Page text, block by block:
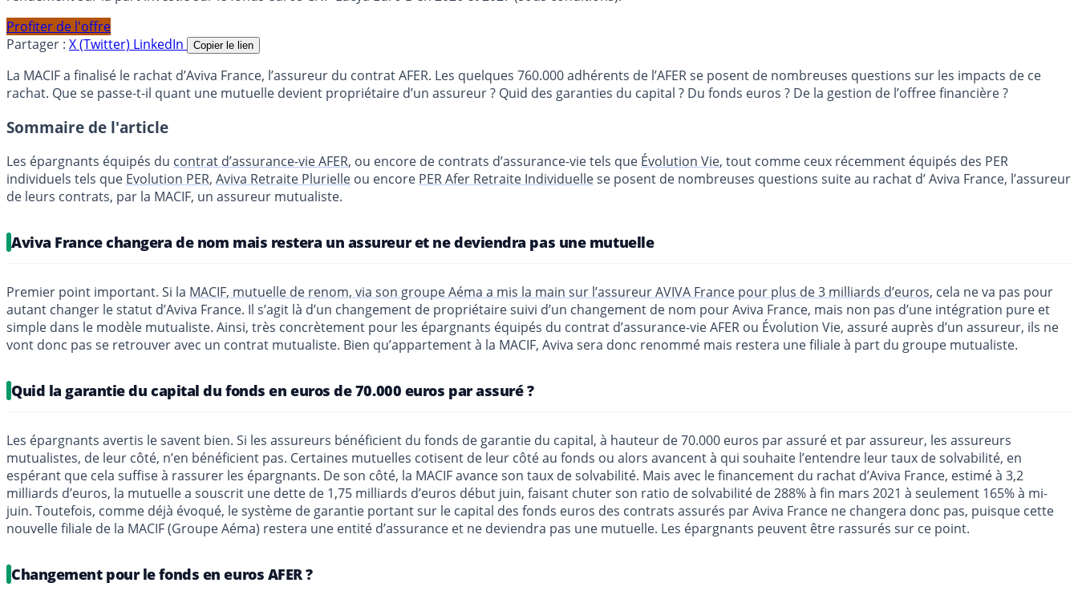
Profiter de l'offre
Partager : X (Twitter) LinkedIn Copier le lien
La MACIF a finalisé le rachat d’Aviva France, l’assureur du contrat AFER. Les quelques 760.000 adhérents de l’AFER se posent de nombreuses questions sur les impacts de ce
rachat. Que se passe-t-il quant une mutuelle devient propriétaire d’un assureur ? Quid des garanties du capital ? Du fonds euros ? De la gestion de l’offree financière ?
Sommaire de l'article
Les épargnants équipés du contrat d’assurance-vie AFER, ou encore de contrats d’assurance-vie tels que Évolution Vie, tout comme ceux récemment équipés des PER
individuels tels que Evolution PER, Aviva Retraite Plurielle ou encore PER Afer Retraite Individuellese posent de nombreuses questions suite au rachat d’ Aviva France, l’assureur
de leurs contrats, par la MACIF, un assureur mutualiste.
Aviva France changera de nom mais restera un assureur et ne deviendra pas une mutuelle
Premier point important. Si la MACIF, mutuelle de renom, via son groupe Aéma a mis la main sur l’assureur AVIVA France pour plus de 3 milliards d’euros, cela ne va pas pour
autant changer le statut d’Aviva France. Il s’agit là d’un changement de propriétaire suivi d’un changement de nom pour Aviva France, mais non pas d’une intégration pure et
simple dans le modèle mutualiste. Ainsi, très concrètement pour les épargnants équipés du contrat d’assurance-vie AFER ou Évolution Vie, assuré auprès d’un assureur, ils ne
vont donc pas se retrouver avec un contrat mutualiste. Bien qu’appartement à la MACIF, Aviva sera donc renommé mais restera une filiale à part du groupe mutualiste.
Quid la garantie du capital du fonds en euros de 70.000 euros par assuré ?
Les épargnants avertis le savent bien. Si les assureurs bénéficient du fonds de garantie du capital, à hauteur de 70.000 euros par assuré et par assureur, les assureurs
mutualistes, de leur côté, n’en bénéficient pas. Certaines mutuelles cotisent de leur côté au fonds ou alors avancent à qui souhaite l’entendre leur taux de solvabilité, en
espérant que cela suffise à rassurer les épargnants. De son côté, la MACIF avance son taux de solvabilité. Mais avec le financement du rachat d’Aviva France, estimé à 3,2
milliards d’euros, la mutuelle a souscrit une dette de 1,75 milliards d’euros début juin, faisant chuter son ratio de solvabilité de 288% à fin mars 2021 à seulement 165% à mi-
juin. Toutefois, comme déjà évoqué, le système de garantie portant sur le capital des fonds euros des contrats assurés par Aviva France ne changera donc pas, puisque cette
nouvelle filiale de la MACIF (Groupe Aéma) restera une entité d’assurance et ne deviendra pas une mutuelle. Les épargnants peuvent être rassurés sur ce point.
Changement pour le fonds en euros AFER ?